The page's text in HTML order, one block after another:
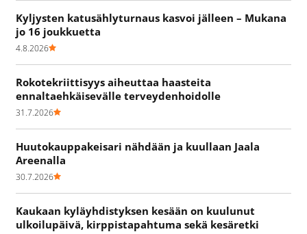
Kyljysten katusählyturnaus kasvoi jälleen – Mukana
jo 16 joukkuetta
4.8.2026
Rokotekriittisyys aiheuttaa haasteita
ennaltaehkäisevälle terveydenhoidolle
31.7.2026
Huutokauppakeisari nähdään ja kuullaan Jaala
Areenalla
30.7.2026
Kaukaan kyläyhdistyksen kesään on kuulunut
ulkoilupäivä, kirppistapahtuma sekä kesäretki